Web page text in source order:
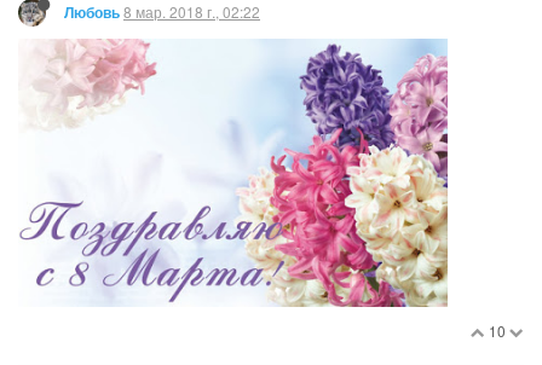
Любовь8 мар. 2018 г., 02:22
10